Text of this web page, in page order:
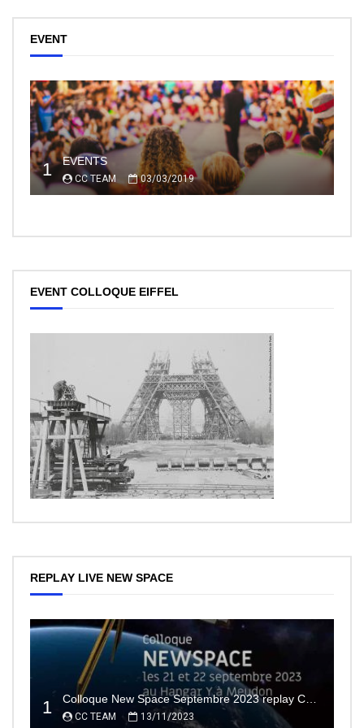
EVENT
1 EVENTS
CC TEAM 03/03/2019
EVENT COLLOQUE EIFFEL
REPLAY LIVE NEW SPACE
1 CC TEAM 13/11/2023